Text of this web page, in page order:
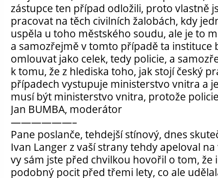
zástupce ten případ odložili, proto vlastně
pracovat na těch civilních žalobách, kdy
uspěla u toho městského soudu, ale je to
a samozřejmě v tomto případě ta instituce
omlouvat jako celek, tedy policie, a
k tomu, že z hlediska toho, jak stojí český
případech vystupuje ministerstvo vnitra a
musí být ministerstvo vnitra, protože
Jan BUMBA, moderátor
——————–
Pane poslanče, tehdejší stínový, dnes
Ivan Langer z vaší strany tehdy apeloval
vy sám jste před chvilkou hovořil o tom, že
podobný pocit před třemi lety, co ale